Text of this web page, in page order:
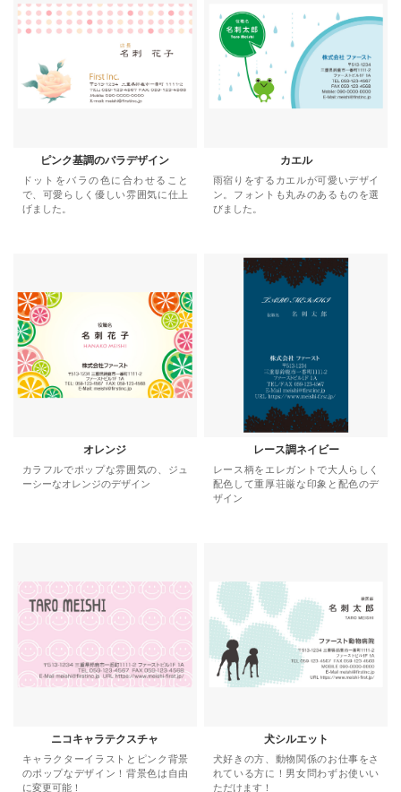
ピンク基調のバラデザイン
ドットをバラの色に合わせること
で、可愛らしく優しい雰囲気に仕上
げました。
カエル
雨宿りをするカエルが可愛いデザイ
ン。フォントも丸みのあるものを選
びました。
オレンジ
カラフルでポップな雰囲気の、ジュ
ーシーなオレンジのデザイン
レース調ネイビー
レース柄をエレガントで大人らしく
配色して重厚荘厳な印象と配色のデ
ザイン
ニコキャラテクスチャ
キャラクターイラストとピンク背景
のポップなデザイン！背景色は自由
に変更可能！
犬シルエット
犬好きの方、動物関係のお仕事をさ
れている方に！男女問わずお使いい
ただけます！